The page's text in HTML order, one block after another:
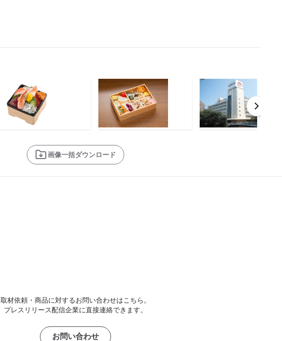
画像一括ダウンロード
取材依頼・商品に対するお問い合わせはこちら。
プレスリリース配信企業に直接連絡できます。
お問い合わせ